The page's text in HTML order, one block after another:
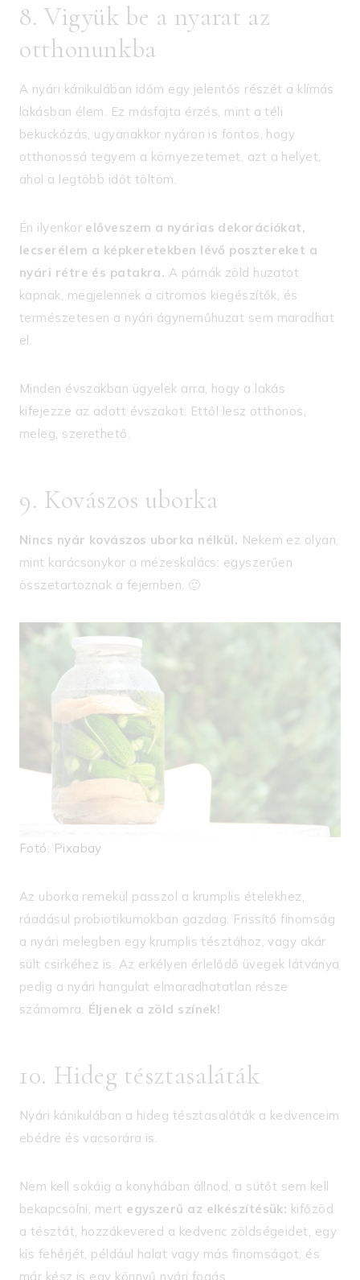
8. Vigyük be a nyarat az
otthonunkba
A nyári kánikulában időm egy jelentős részét a klímás
lakásban élem. Ez másfajta érzés, mint a téli
bekuckózás, ugyanakkor nyáron is fontos, hogy
otthonossá tegyem a környezetemet, azt a helyet,
ahol a legtöbb időt töltöm.
Én ilyenkor előveszem a nyárias dekorációkat,
lecserélem a képkeretekben lévő posztereket a
nyári rétre és patakra. A párnák zöld huzatot
kapnak, megjelennek a citromos kiegészítők, és
természetesen a nyári ágyneműhuzat sem maradhat
el.
Minden évszakban ügyelek arra, hogy a lakás
kifejezze az adott évszakot. Ettől lesz otthonos,
meleg, szerethető.
9. Kovászos uborka
Nincs nyár kovászos uborka nélkül. Nekem ez olyan,
mint karácsonykor a mézeskalács: egyszerűen
összetartoznak a fejemben. 🙂
Fotó: Pixabay
Az uborka remekül passzol a krumplis ételekhez,
ráadásul probiotikumokban gazdag. Frissítő finomság
a nyári melegben egy krumplis tésztához, vagy akár
sült csirkéhez is. Az erkélyen érlelődő üvegek látványa
pedig a nyári hangulat elmaradhatatlan része
számomra. Éljenek a zöld színek!
10. Hideg tésztasaláták
Nyári kánikulában a hideg tésztasaláták a kedvenceim
ebédre és vacsorára is.
Nem kell sokáig a konyhában állnod, a sütőt sem kell
bekapcsolni, mert egyszerű az elkészítésük: kifőzöd
a tésztát, hozzákevered a kedvenc zöldségeidet, egy
kis fehérjét, például halat vagy más finomságot, és
már kész is egy könnyű nyári fogás.